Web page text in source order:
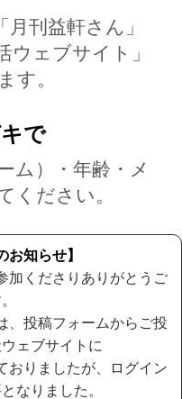
刊益軒さん」
ウェブサイト」
す。
で
ム）・年齢・メ
ください。
お知らせ】
加くださりありがとうご
投稿フォームからご投
ェブサイトに
りましたが、
ログイン
なりました。